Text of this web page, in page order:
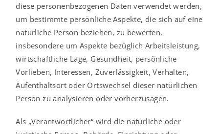
diese personenbezogenen Daten verwendet werden,
um bestimmte persönliche Aspekte, die sich auf eine
natürliche Person beziehen, zu bewerten,
insbesondere um Aspekte bezüglich Arbeitsleistung,
wirtschaftliche Lage, Gesundheit, persönliche
Vorlieben, Interessen, Zuverlässigkeit, Verhalten,
Aufenthaltsort oder Ortswechsel dieser natürlichen
Person zu analysieren oder vorherzusagen.
Als „Verantwortlicher“ wird die natürliche oder